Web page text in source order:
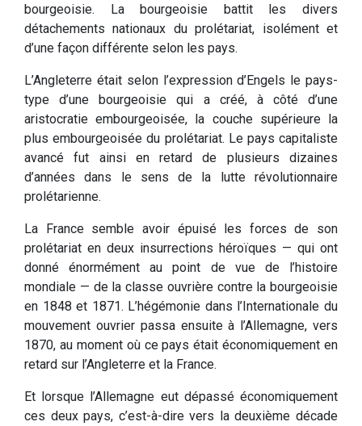
bourgeoisie. La bourgeoisie battit les divers
détachements nationaux du prolétariat, isolément et
d’une façon différente selon les pays.
L’Angleterre était selon l’expression d’Engels le pays-
type d’une bourgeoisie qui a créé, à côté d’une
aristocratie embourgeoisée, la couche supérieure la
plus embourgeoisée du prolétariat. Le pays capitaliste
avancé fut ainsi en retard de plusieurs dizaines
d’années dans le sens de la lutte révolutionnaire
prolétarienne.
La France semble avoir épuisé les forces de son
prolétariat en deux insurrections héroïques — qui ont
donné énormément au point de vue de l’histoire
mondiale — de la classe ouvrière contre la bourgeoisie
en 1848 et 1871. L’hégémonie dans l’Internationale du
mouvement ouvrier passa ensuite à l’Allemagne, vers
1870, au moment où ce pays était économiquement en
retard sur l’Angleterre et la France.
Et lorsque l’Allemagne eut dépassé économiquement
ces deux pays, c’est-à-dire vers la deuxième décade